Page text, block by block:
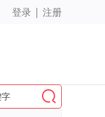
登录 | 注册